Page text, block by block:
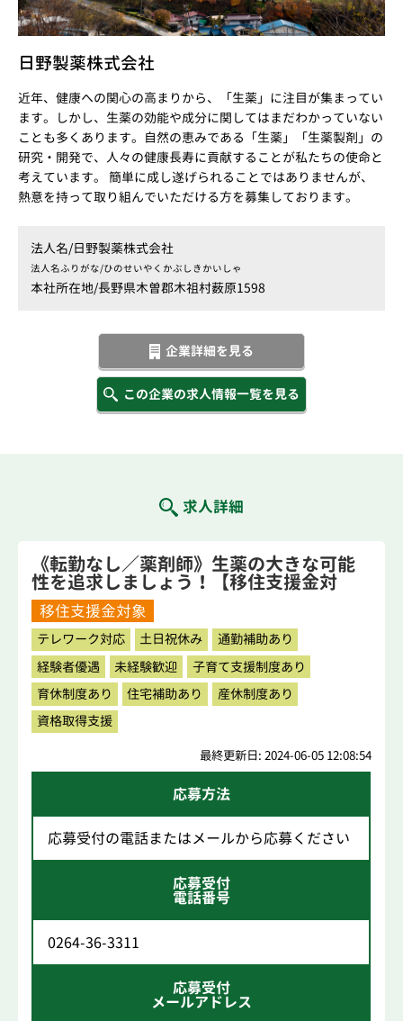
日野製薬株式会社
近年、健康への関心の高まりから、「生薬」に注目が集まってい
ます。しかし、生薬の効能や成分に関してはまだわかっていない
ことも多くあります。自然の恵みである「生薬」「生薬製剤」の
研究・開発で、人々の健康長寿に貢献することが私たちの使命と
考えています。 簡単に成し遂げられることではありませんが、
熱意を持って取り組んでいただける方を募集しております。
法人名/日野製薬株式会社
法人名ふりがな/ひのせいやくかぶしきかいしゃ
本社所在地/長野県木曽郡木祖村薮原1598
企業詳細を見る
この企業の求人情報一覧を見る
求人詳細
《転勤なし／薬剤師》生薬の大きな可能
性を追求しましょう！【移住支援金対
象】
移住支援金対象
テレワーク対応 土日祝休み
通勤補助あり
経験者優遇
未経験歓迎
子育て支援制度あり
育休制度あり
住宅補助あり
産休制度あり
資格取得支援
最終更新日: 2024-06-05 12:08:54
応募方法
応募受付の電話またはメールから応募ください
応募受付
電話番号
0264-36-3311
応募受付
メールアドレス